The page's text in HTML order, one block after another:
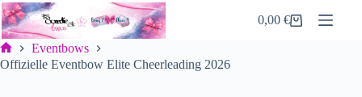
Zum
Inhalt
springen
Warenkorb
0,00€
Start
Eventbows
Offizielle Eventbow Elite Cheerleading 2026